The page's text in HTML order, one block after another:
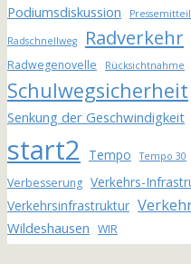
Podiumsdiskussion
Radschnellweg Radverkehr
Radwegenovelle Rücksichtnahme
Schulwegsicherheit
Senkung der Geschwindigkeit
start2 Tempo Tempo 30
Verbesserung Verkehrs-
Verkehrsinfrastruktur
Wildeshausen WIR